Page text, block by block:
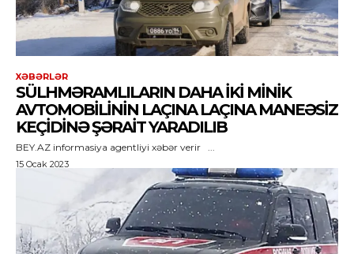
XƏBƏRLƏR
SÜLHMƏRAMLILARIN DAHA IKI MINIK
AVTOMOBILININ LAÇINA LAÇINA MANEƏSIZ
KEÇIDINƏ ŞƏRAIT YARADILIB
BEY.AZ informasiya agentliyi xəbər verir ...
15 Ocak 2023